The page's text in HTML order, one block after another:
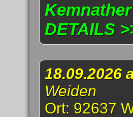
DETAILS
18.09.2026
Weiden
Ort: 92637